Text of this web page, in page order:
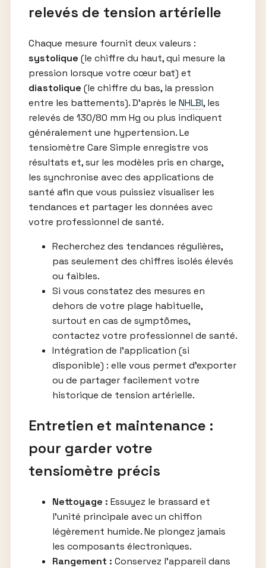
relevés de tension artérielle
Chaque mesure fournit deux valeurs :
systolique (le chiffre du haut, qui mesure la
pression lorsque votre cœur bat) et
diastolique (le chiffre du bas, la pression
entre les battements). D’après le NHLBI, les
relevés de 130/80 mm Hg ou plus indiquent
généralement une hypertension. Le
tensiomètre Care Simple enregistre vos
résultats et, sur les modèles pris en charge,
les synchronise avec des applications de
santé afin que vous puissiez visualiser les
tendances et partager les données avec
votre professionnel de santé.
Recherchez des tendances régulières,
pas seulement des chiffres isolés élevés
ou faibles.
Si vous constatez des mesures en
dehors de votre plage habituelle,
surtout en cas de symptômes,
contactez votre professionnel de santé.
Intégration de l’application (si
disponible) : elle vous permet d’exporter
ou de partager facilement votre
historique de tension artérielle.
Entretien et maintenance :
pour garder votre
tensiomètre précis
Nettoyage : Essuyez le brassard et
l’unité principale avec un chiffon
légèrement humide. Ne plongez jamais
les composants électroniques.
Rangement : Conservez l’appareil dans